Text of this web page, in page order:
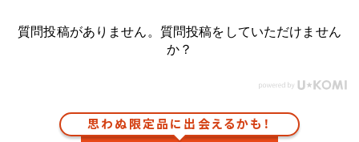
質問投稿がありません。質問投稿をしていただけません
か？
思わぬ限定品に出会えるかも！